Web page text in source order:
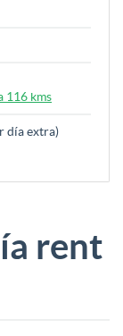
116 kms
día extra)
rent